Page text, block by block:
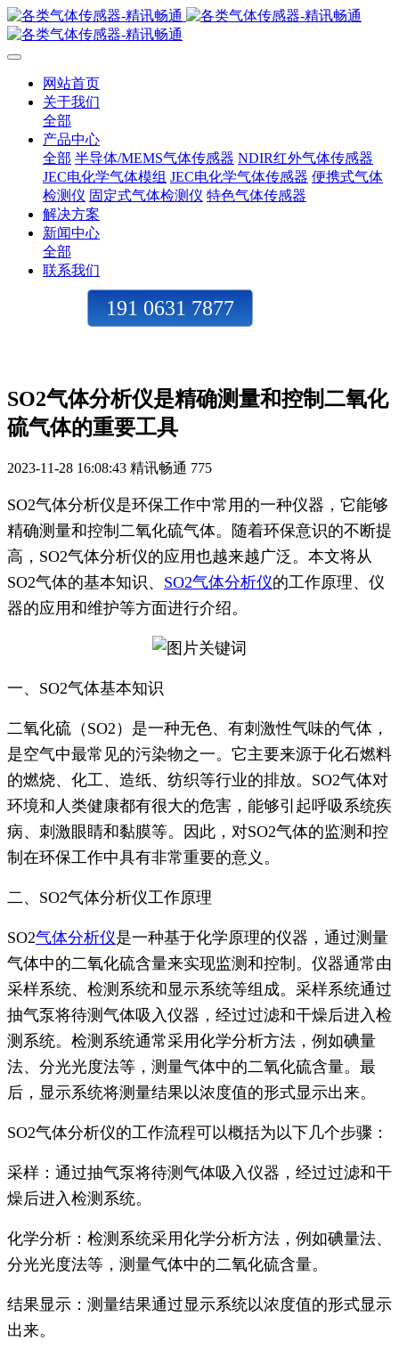
网站首页
关于我们
全部
产品中心
全部 半导体/MEMS气体传感器 NDIR红外气体传感器
JEC电化学气体模组 JEC电化学气体传感器 便携式气体
检测仪 固定式气体检测仪 特色气体传感器
解决方案
新闻中心
全部
联系我们
191 0631 7877
SO2气体分析仪是精确测量和控制二氧化
硫气体的重要工具
2023-11-28 16:08:43 精讯畅通 775
SO2气体分析仪是环保工作中常用的一种仪器，它能够
精确测量和控制二氧化硫气体。随着环保意识的不断提
高，SO2气体分析仪的应用也越来越广泛。本文将从
SO2气体的基本知识、 SO2气体分析仪的工作原理、仪
器的应用和维护等方面进行介绍。
一、SO2气体基本知识
二氧化硫（SO2）是一种无色、有刺激性气味的气体，
是空气中最常见的污染物之一。它主要来源于化石燃料
的燃烧、化工、造纸、纺织等行业的排放。SO2气体对
环境和人类健康都有很大的危害，能够引起呼吸系统疾
病、刺激眼睛和黏膜等。因此，对SO2气体的监测和控
制在环保工作中具有非常重要的意义。
二、SO2气体分析仪工作原理
SO2气体分析仪是一种基于化学原理的仪器，通过测量
气体中的二氧化硫含量来实现监测和控制。仪器通常由
采样系统、检测系统和显示系统等组成。采样系统通过
抽气泵将待测气体吸入仪器，经过过滤和干燥后进入检
测系统。检测系统通常采用化学分析方法，例如碘量
法、分光光度法等，测量气体中的二氧化硫含量。最
后，显示系统将测量结果以浓度值的形式显示出来。
SO2气体分析仪的工作流程可以概括为以下几个步骤：
采样：通过抽气泵将待测气体吸入仪器，经过过滤和干
燥后进入检测系统。
化学分析：检测系统采用化学分析方法，例如碘量法、
分光光度法等，测量气体中的二氧化硫含量。
结果显示：测量结果通过显示系统以浓度值的形式显示
出来。